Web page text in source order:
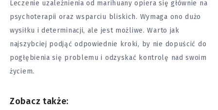
Leczenie uzależnienia od marihuany opiera się głównie na
psychoterapii oraz wsparciu bliskich. Wymaga ono dużo
wysiłku i determinacji, ale jest możliwe. Warto jak
najszybciej podjąć odpowiednie kroki, by nie dopuścić do
pogłębienia się problemu i odzyskać kontrolę nad swoim
życiem.
Zobacz także: